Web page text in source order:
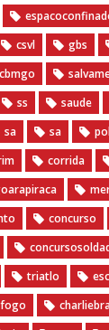
csvl gbs
cbmgo
ss saude
sa sa
corrida
concurso
triatlo